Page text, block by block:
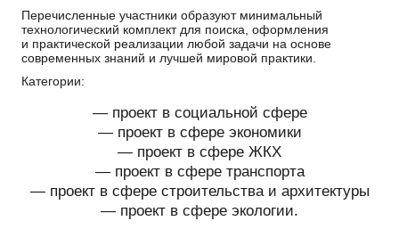
Перечисленные участники образуют минимальный
технологический комплект для поиска, оформления
и практической реализации любой задачи на основе
современных знаний и лучшей мировой практики.
Категории:
— проект в социальной сфере
— проект в сфере экономики
— проект в сфере ЖКХ
— проект в сфере транспорта
— проект в сфере строительства и архитектуры
— проект в сфере экологии.